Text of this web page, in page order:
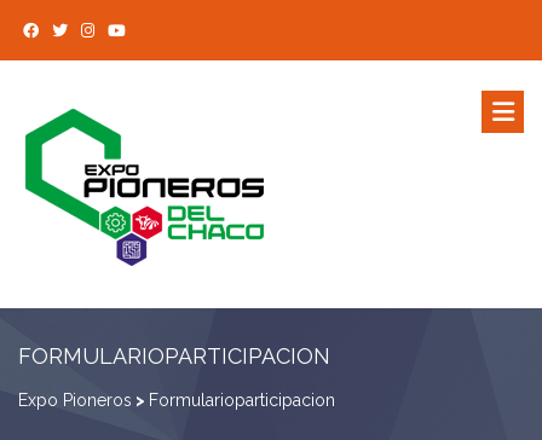
FORMULARIOPARTICIPACION
Expo Pioneros > Formularioparticipacion